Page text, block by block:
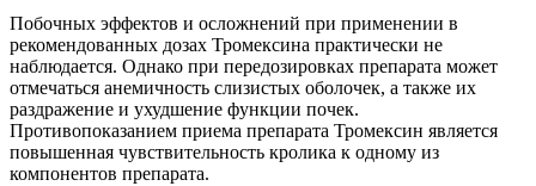
Побочных эффектов и осложнений при применении в
рекомендованных дозах Тромексина практически не
наблюдается. Однако при передозировках препарата может
отмечаться анемичность слизистых оболочек, а также их
раздражение и ухудшение функции почек.
Противопоказанием приема препарата Тромексин является
повышенная чувствительность кролика к одному из
компонентов препарата.